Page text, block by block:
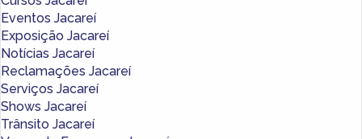
Eventos Jacareí
Exposição Jacareí
Notícias Jacareí
Reclamações Jacareí
Serviços Jacareí
Shows Jacareí
Trânsito Jacareí